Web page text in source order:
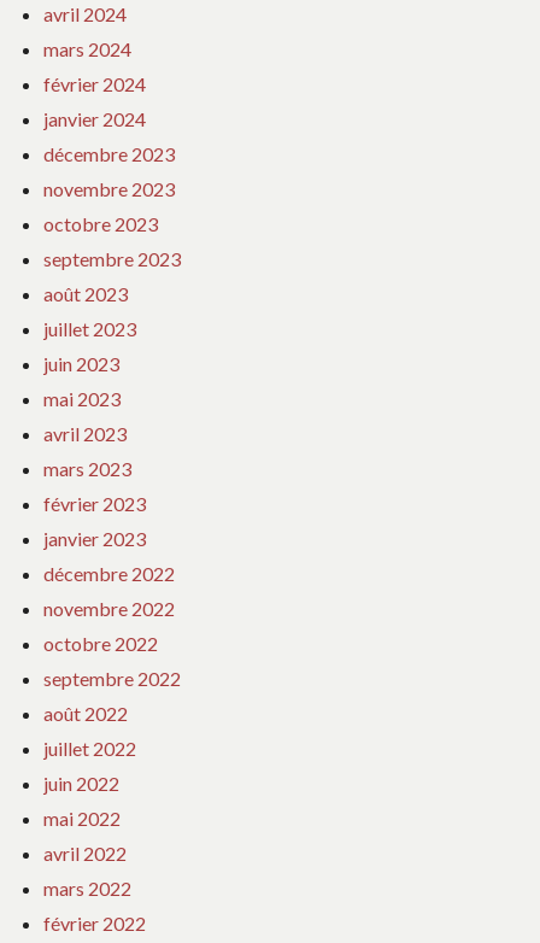
avril 2024
mars 2024
février 2024
janvier 2024
décembre 2023
novembre 2023
octobre 2023
septembre 2023
août 2023
juillet 2023
juin 2023
mai 2023
avril 2023
mars 2023
février 2023
janvier 2023
décembre 2022
novembre 2022
octobre 2022
septembre 2022
août 2022
juillet 2022
juin 2022
mai 2022
avril 2022
mars 2022
février 2022